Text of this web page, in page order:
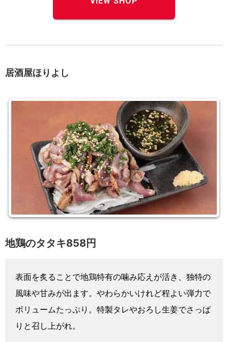
居酒屋ほりよし
地鶏のタタキ858円
表面を炙ることで地鶏特有の噛み応えが活き、独特の
風味や甘みが出ます。やわらかいけれど程よい弾力で
ボリュームたっぷり。特製タレやおろし生姜でさっぱ
りと召し上がれ。